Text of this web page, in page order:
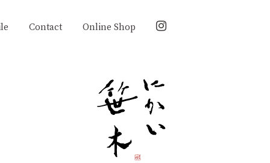
Contact Online Shop